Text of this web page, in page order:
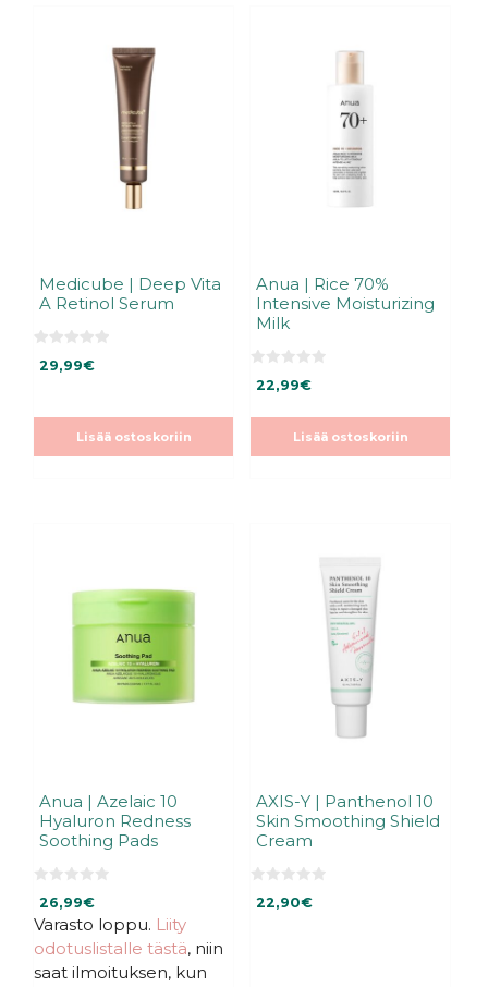
Medicube | Deep Vita
A Retinol Serum
529,99€
Lisää ostoskoriin
Anua | Rice 70%
Intensive Moisturizing
Milk
5
s
22,99€
Lisää ostoskoriin
Anua | Azelaic 10
Hyaluron Redness
Soothing Pads
5
:
s
t
26,99€
Varasto loppu. Liity
odotuslistalle tästä, niin
saat ilmoituksen, kun
AXIS-Y | Panthenol 10
Skin Smoothing Shield
Cream
522,90€